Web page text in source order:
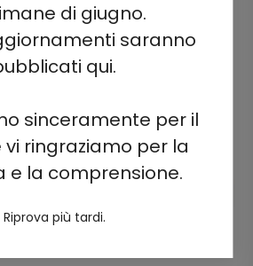
di giugno.
saranno
qui.
sinceramente per il
vi ringraziamo per la
e la comprensione.
Riprova più tardi.